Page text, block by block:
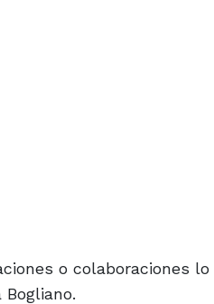
o colaboraciones